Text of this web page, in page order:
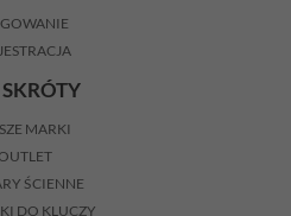
MARKI
ŚCIENNE
DO KLUCZY